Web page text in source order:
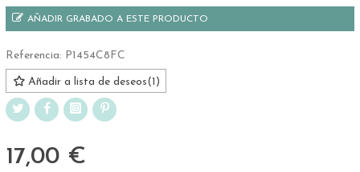
AÑADIR GRABADO A ESTE PRODUCTO
Referencia: P1454C8FC
Añadir a lista de deseos(1 )
17,00 €